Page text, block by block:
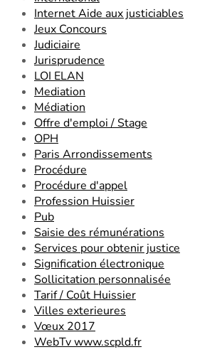
Internet Aide aux justiciables
Jeux Concours
Judiciaire
Jurisprudence
LOI ELAN
Mediation
Médiation
Offre d'emploi / Stage
OPH
Paris Arrondissements
Procédure
Procédure d'appel
Profession Huissier
Pub
Saisie des rémunérations
Services pour obtenir justice
Signification électronique
Sollicitation personnalisée
Tarif / Coût Huissier
Villes exterieures
Vœux 2017
WebTv www.scpld.fr